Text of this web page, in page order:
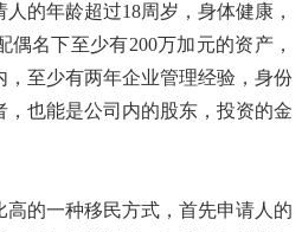
的年龄超过18周岁，身体健康，
名下至少有200万加元的资产，
至少有两年企业管理经验，身份
也能是公司内的股东，投资的金
的一种移民方式，首先申请人的